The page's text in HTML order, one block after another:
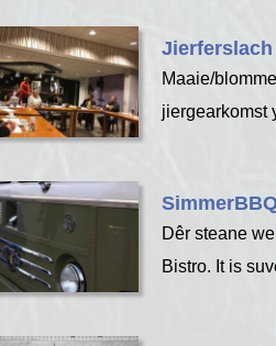
Jierferslach
Maaie/
jiergearkomst
Dêr steane
Bistro. It is